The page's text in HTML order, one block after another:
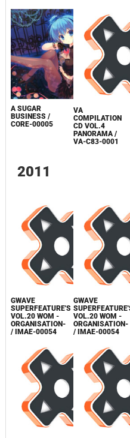
A SUGAR
BUSINESS /
CORE-00005
VA
COMPILATION
CD VOL.4
PANORAMA /
VA-C83-0001
2011
GWAVE
SUPERFEATURE'S
VOL.20 WOM -
ORGANISATION-
/ IMAE-00054
GWAVE
VOL.20 WOM -
ORGANISATION-
/ IMAE-00054